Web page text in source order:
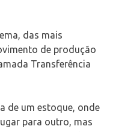
das mais
de produção
Transferência
de um estoque, onde
para outro, mas